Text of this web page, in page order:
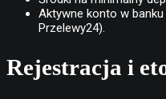
Aktywne konto w
Przelewy24).
Rejestracja i